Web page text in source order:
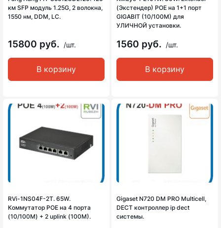
км SFP модуль 1.25G, 2 волокна,
1550 нм, DDM, LC.
15800 руб. /шт.
В корзину
(Экстендер) POE на 1+1 порт
GIGABIT (10/100M) для
УЛИЧНОЙ установки.
1560 руб. /шт.
В корзину
RVi-1NS04F-2T. 65W.
Коммутатор POE на 4 порта
(10/100M) + 2 uplink (100M).
Gigaset N720 DM PRO Multicell,
DECT контроллер ip dect
системы.